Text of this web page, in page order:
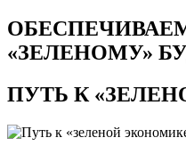
«ЗЕЛЕНОМУ»
ПУТЬ К